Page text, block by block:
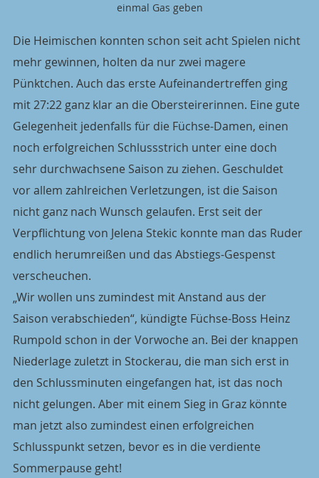
einmal Gas geben
Die Heimischen konnten schon seit acht Spielen nicht
mehr gewinnen, holten da nur zwei magere
Pünktchen. Auch das erste Aufeinandertreffen ging
mit 27:22 ganz klar an die Obersteirerinnen. Eine gute
Gelegenheit jedenfalls für die Füchse-Damen, einen
noch erfolgreichen Schlussstrich unter eine doch
sehr durchwachsene Saison zu ziehen. Geschuldet
vor allem zahlreichen Verletzungen, ist die Saison
nicht ganz nach Wunsch gelaufen. Erst seit der
Verpflichtung von Jelena Stekic konnte man das Ruder
endlich herumreißen und das Abstiegs-Gespenst
verscheuchen.
„Wir wollen uns zumindest mit Anstand aus der
Saison verabschieden“, kündigte Füchse-Boss Heinz
Rumpold schon in der Vorwoche an. Bei der knappen
Niederlage zuletzt in Stockerau, die man sich erst in
den Schlussminuten eingefangen hat, ist das noch
nicht gelungen. Aber mit einem Sieg in Graz könnte
man jetzt also zumindest einen erfolgreichen
Schlusspunkt setzen, bevor es in die verdiente
Sommerpause geht!